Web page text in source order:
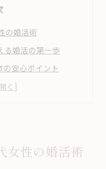
の婚活術
る婚活の第一歩
安心ポイント
イルと選び方
婚活成功の秘訣
女性の婚活術